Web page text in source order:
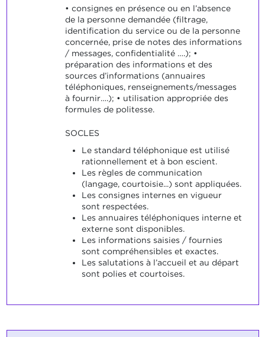
• consignes en présence ou en l’absence
de la personne demandée (filtrage,
identification du service ou de la personne
concernée, prise de notes des informations
/ messages, confidentialité ….); •
préparation des informations et des
sources d’informations (annuaires
téléphoniques, renseignements/messages
à fournir….); • utilisation appropriée des
formules de politesse.
SOCLES
Le standard téléphonique est utilisé
rationnellement et à bon escient.
Les règles de communication
(langage, courtoisie...) sont appliquées.
Les consignes internes en vigueur
sont respectées.
Les annuaires téléphoniques interne et
externe sont disponibles.
Les informations saisies / fournies
sont compréhensibles et exactes.
Les salutations à l’accueil et au départ
sont polies et courtoises.